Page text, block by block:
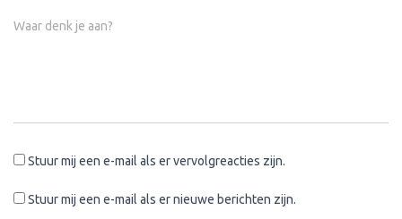
Waar denk je aan?
Stuur mij een e-mail als er vervolgreacties zijn.
Stuur mij een e-mail als er nieuwe berichten zijn.